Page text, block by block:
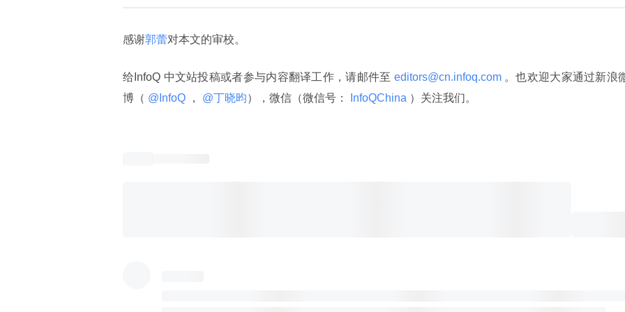
感谢郭蕾对本文的审校。
给InfoQ 中文站投稿或者参与内容翻译工作，请邮件至 editors@cn.infoq.com 。也欢迎大家通过新浪
博（ @InfoQ ， @丁晓昀），微信（微信号： InfoQChina ）关注我们。